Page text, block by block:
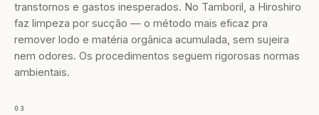
transtornos e gastos inesperados. No Tamboril, a Hiroshiro
faz limpeza por sucção — o método mais eficaz pra
remover lodo e matéria orgânica acumulada, sem sujeira
nem odores. Os procedimentos seguem rigorosas normas
ambientais.
03